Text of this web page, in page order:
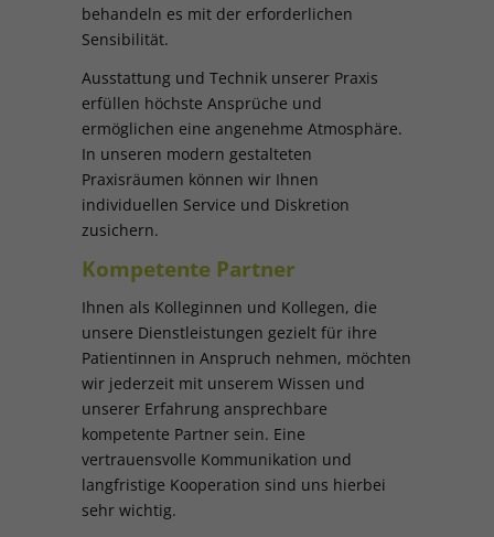
behandeln es mit der erforderlichen
Sensibilität.
Ausstattung und Technik unserer Praxis
erfüllen höchste Ansprüche und
ermöglichen eine angenehme Atmosphäre.
In unseren modern gestalteten
Praxisräumen können wir Ihnen
individuellen Service und Diskretion
zusichern.
Kompetente Partner
Ihnen als Kolleginnen und Kollegen, die
unsere Dienstleistungen gezielt für ihre
Patientinnen in Anspruch nehmen, möchten
wir jederzeit mit unserem Wissen und
unserer Erfahrung ansprechbare
kompetente Partner sein. Eine
vertrauensvolle Kommunikation und
langfristige Kooperation sind uns hierbei
sehr wichtig.